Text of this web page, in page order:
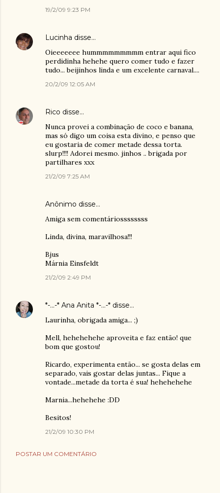
19/2/09 9:23 PM
Lucinha disse…
Oieeeeeee hummmmmmmmm entrar aqui fico
perdidinha hehehe quero comer tudo e fazer
tudo... beijinhos linda e um excelente carnaval....
20/2/09 12:05 AM
Rico disse…
Nunca provei a combinação de coco e banana,
mas só digo um coisa esta divino, e penso que
eu gostaria de comer metade dessa torta.
slurp!!!! Adorei mesmo. jinhos .. brigada por
partilhares xxx
21/2/09 7:25 AM
Anônimo disse…
Amiga sem comentáriossssssss
Linda, divina, maravilhosa!!!
Bjus
Márnia Einsfeldt
21/2/09 2:49 PM
*-...-* Ana Anita *-...-* disse…
Laurinha, obrigada amiga... ;)
Mell, hehehehehe aproveita e faz então! que
bom que gostou!
Ricardo, experimenta então... se gosta delas em
separado, vais gostar delas juntas... Fique a
vontade...metade da torta é sua! hehehehehe
Marnia...hehehehe :DD
Besitos!
21/2/09 10:30 PM
POSTAR UM COMENTÁRIO